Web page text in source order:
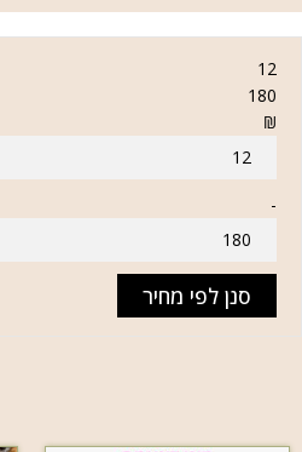
12
180
₪
-
סנן לפי מחיר